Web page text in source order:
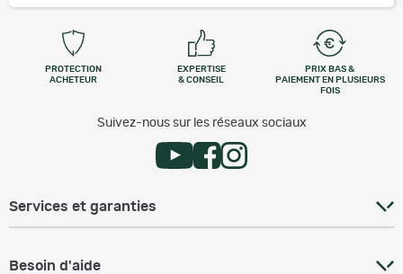
PROTECTION
ACHETEUR
EXPERTISE
& CONSEIL
PRIX BAS &
PAIEMENT EN PLUSIEURS
FOIS
Suivez-nous sur les réseaux sociaux
Services et garanties
Besoin d'aide